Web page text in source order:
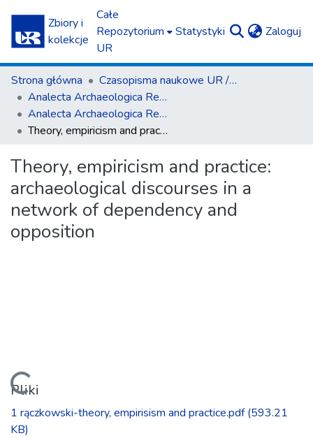
Zbiory i
kolekcje
Całe
Repozytorium
UR
Statystyki Zaloguj
Strona główna
Czasopisma naukowe UR / Scientific Journals
Ana­lecta Archa­eolo­gica Res­so­viensia
Ana­lecta Archa­eolo­gica Res­so­viensia vol. 4 (2009)
Theory, empiricism and practice: archaeological discourses in a network of dependency and opposition
Theory, empiricism and practice:
archaeological discourses in a
network of dependency and
opposition
Ładowanie...
Pliki
1 rączkowski-theory, empirisism and practice.pdf(593.21
KB)